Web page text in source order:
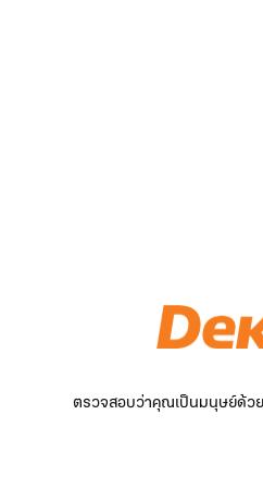
ตรวจสอบว่าคุณเป็นมนุษย์ด้วย